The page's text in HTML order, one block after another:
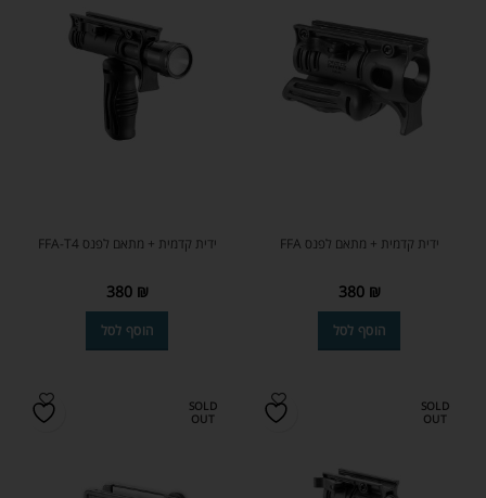
ידית קדמית + מתאם לפנס FFA
380 ₪
הוסף לסל
ידית קדמית + מתאם לפנס FFA-T4
380 ₪
הוסף לסל
SOLD
OUT
SOLD
OUT